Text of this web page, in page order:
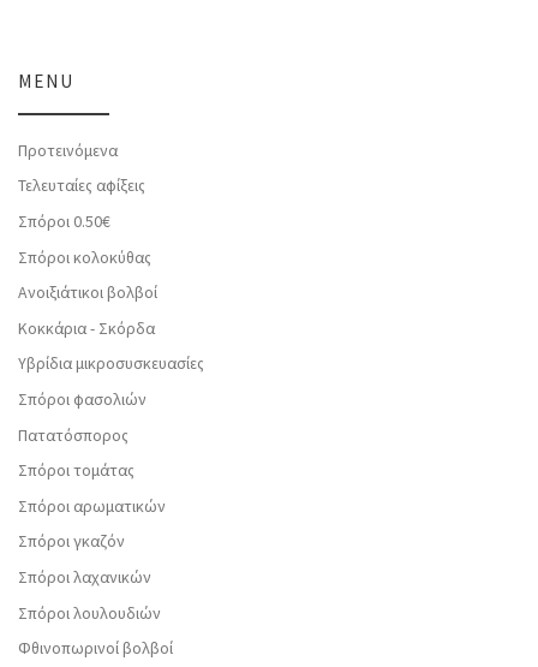
MENU
Προτεινόμενα
Τελευταίες αφίξεις
Σπόροι 0.50€
Σπόροι κολοκύθας
Ανοιξιάτικοι βολβοί
Κοκκάρια - Σκόρδα
Υβρίδια μικροσυσκευασίες
Σπόροι φασολιών
Πατατόσπορος
Σπόροι τομάτας
Σπόροι αρωματικών
Σπόροι γκαζόν
Σπόροι λαχανικών
Σπόροι λουλουδιών
Φθινοπωρινοί βολβοί